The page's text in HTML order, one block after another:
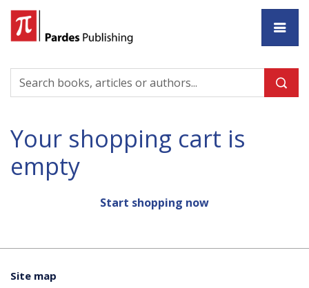
Your shopping cart is
empty
Start shopping now
Site map